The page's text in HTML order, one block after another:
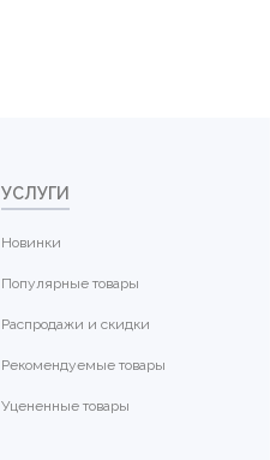
УСЛУГИ
Новинки
Популярные товары
Распродажи и скидки
Рекомендуемые товары
Уцененные товары